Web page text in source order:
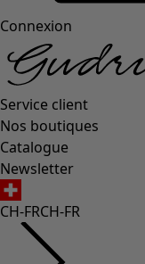
Connexion
Service client
Nos boutiques
Catalogue
Newsletter
CH-FRCH-FR